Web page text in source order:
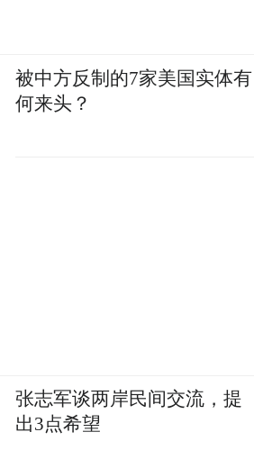
被中方反制的7家美国实体有
何来头？
张志军谈两岸民间交流，提
出3点希望